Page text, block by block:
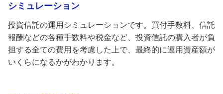
シミュレーション
投資信託の運用シミュレーションです。買付手数料、信託
報酬などの各種手数料や税金など、投資信託の購入者が負
担する全ての費用を考慮した上で、最終的に運用資産額が
いくらになるかがわかります。